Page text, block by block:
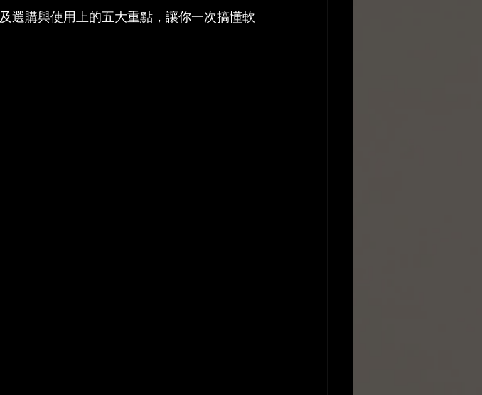
選購與使用上的五大重點，讓你一次搞懂軟